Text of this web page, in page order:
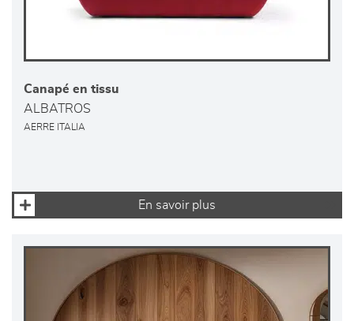
Canapé en tissu
ALBATROS
AERRE ITALIA
En savoir plus